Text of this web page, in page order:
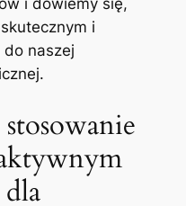
i dowiemy się,
i
naszej